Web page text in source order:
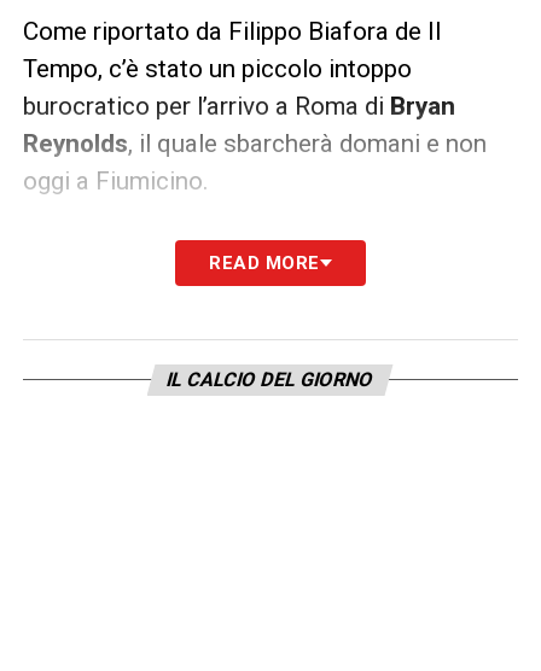
Come riportato da Filippo Biafora de Il
Tempo, c’è stato un piccolo intoppo
burocratico per l’arrivo a Roma di Bryan
Reynolds, il quale sbarcherà domani e non
oggi a Fiumicino.
Il terzino statunitense è stato costretto a
un nuovo tamponeprima di
per la partenza verso Roma dove a breve
READ MORE
IL CALCIO DEL GIORNO